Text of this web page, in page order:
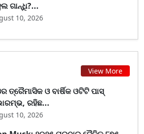
ଗାନ୍ଧି?...
10, 2026
View More
ତ୍ରୈମାସିକ ଓ ବାର୍ଷିକ ଓଟିଟି ପାସ୍
ରହିଛ...
10, 2026